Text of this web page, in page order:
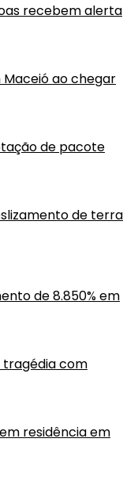
recebem alerta
ao chegar
de pacote
de terra
de 8.850% em
tragédia com
residência em